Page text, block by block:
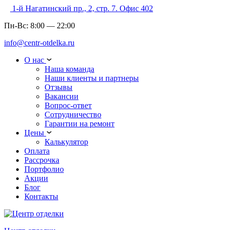
1-й Нагатинский пр., 2, стр. 7. Офис 402
Пн-Вс: 8:00 — 22:00
info@centr-otdelka.ru
О нас
Наша команда
Наши клиенты и партнеры
Отзывы
Вакансии
Вопрос-ответ
Сотрудничество
Гарантии на ремонт
Цены
Калькулятор
Оплата
Рассрочка
Портфолио
Акции
Блог
Контакты